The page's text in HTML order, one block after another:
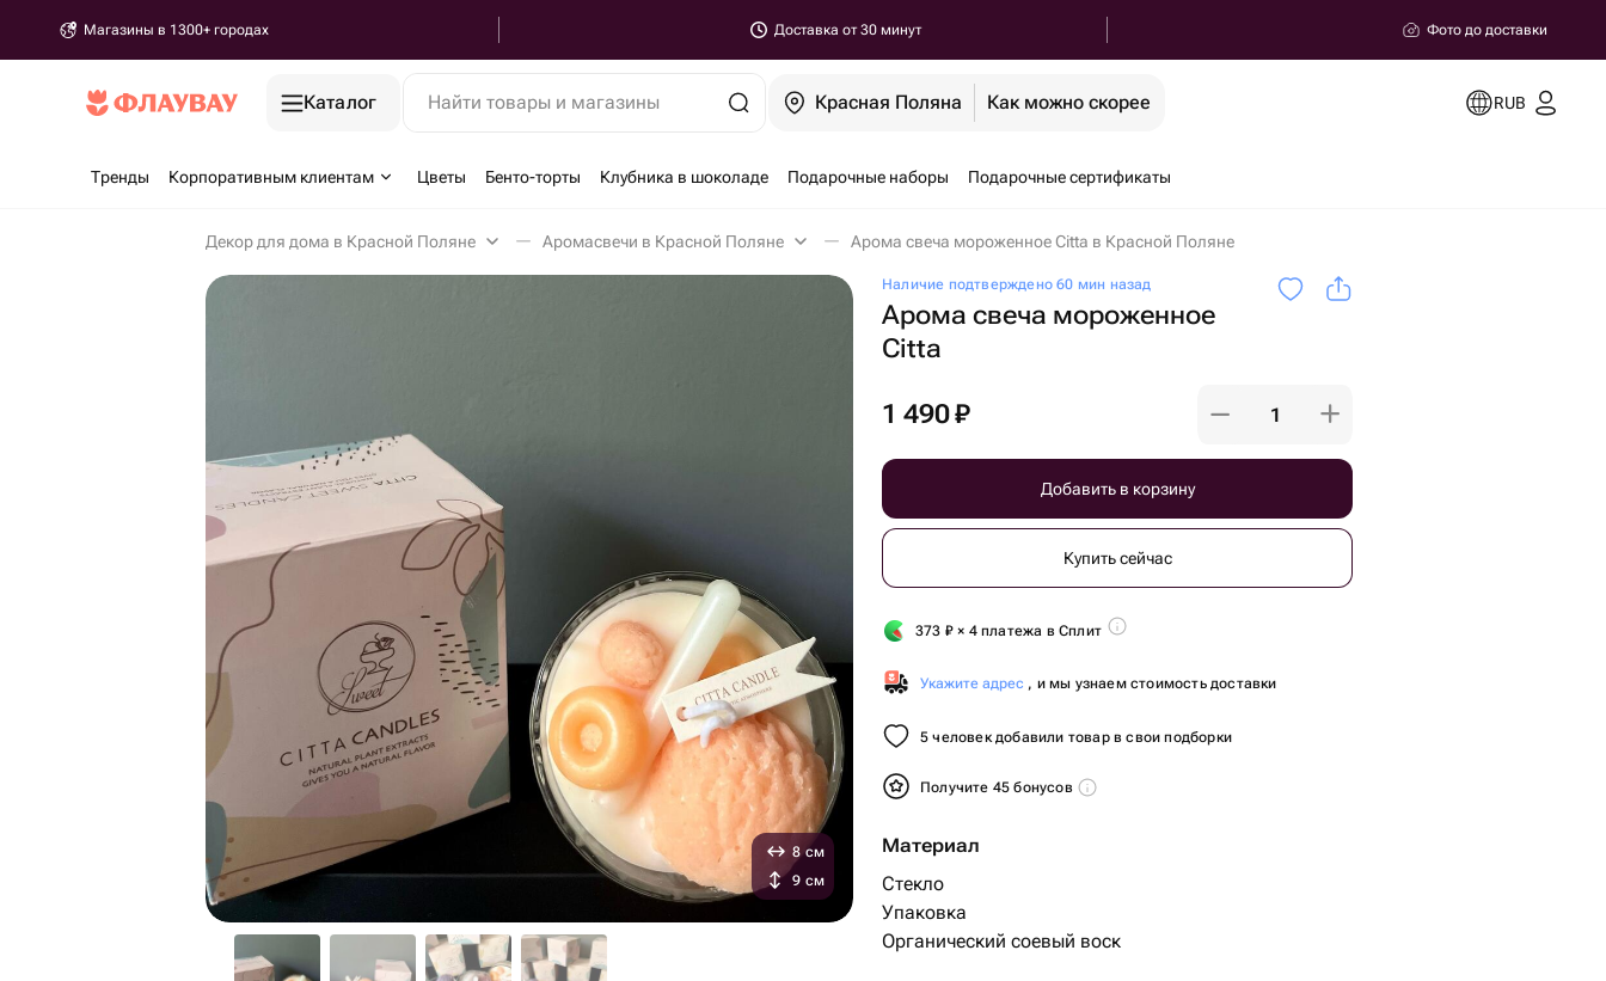
Магазины в 1300+ городах Доставка от 30 минут Фото до доставки
Каталог Найти товары и магазины Красная Поляна Как можно скорее RUB
Тренды Корпоративным клиентам Цветы Бенто-торты Клубника в шоколаде Подарочные наборы Подарочные сертификаты
Декор для дома в Красной Поляне Аромасвечи в Красной Поляне Арома свеча мороженное Citta в Красной Поляне
Наличие подтверждено 60 мин назад
Арома свеча мороженное
Citta
1 490₽
Добавить в корзину
Купить сейчас
373 ₽ × 4 платежа в Сплит
Укажите адрес , и мы узнаем стоимость доставки
5 человек добавили товар в свои подборки
Получите 45 бонусов
Материал
Стекло
Упаковка
Органический соевый воск
8 см
9 см